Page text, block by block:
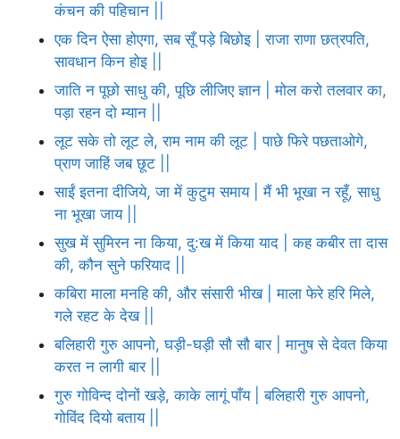
कंचन की पहिचान ||
एक दिन ऐसा होएगा, सब सूँ पड़े बिछोइ | राजा राणा छत्रपति,
सावधान किन होइ ||
जाति न पूछो साधु की, पूछि लीजिए ज्ञान | मोल करो तलवार का,
पड़ा रहन दो म्यान ||
लूट सके तो लूट ले, राम नाम की लूट | पाछे फिरे पछताओगे,
प्राण जाहिं जब छूट ||
साईं इतना दीजिये, जा में कुटुम समाय | मैं भी भूखा न रहूँ, साधु
ना भूखा जाय ||
सुख में सुमिरन ना किया, दु:ख में किया याद | कह कबीर ता दास
की, कौन सुने फरियाद ||
कबिरा माला मनहि की, और संसारी भीख | माला फेरे हरि मिले,
गले रहट के देख ||
बलिहारी गुरु आपनो, घड़ी-घड़ी सौ सौ बार | मानुष से देवत किया
करत न लागी बार ||
गुरु गोविन्द दोनों खड़े, काके लागूं पाँय | बलिहारी गुरु आपनो,
गोविंद दियो बताय ||